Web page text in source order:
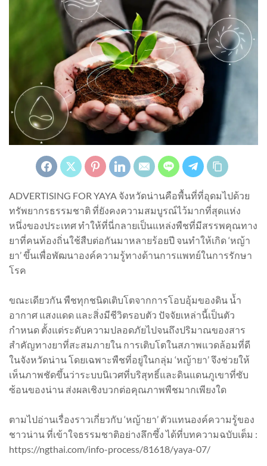
ADVERTISING FOR YAYA จังหวัดน่านคือพื้นที่ที่อุดมไปด้วย
ทรัพยากรธรรมชาติ ที่ยังคงความสมบูรณ์ไว้มากที่สุดแห่ง
หนึ่งของประเทศ ทำให้ที่นี่กลายเป็นแหล่งพืชที่มีสรรพคุณทาง
ยาที่คนท้องถิ่นใช้สืบต่อกันมาหลายร้อยปี จนทำให้เกิด ‘หญ้า
ยา’ ขึ้นเพื่อพัฒนาองค์ความรู้ทางด้านการแพทย์ในการรักษา
โรค
ขณะเดียวกัน พืชทุกชนิดเติบโตจากการโอบอุ้มของดิน น้ำ
อากาศ แสงแดด และสิ่งมีชีวิตรอบตัว ปัจจัยเหล่านี้เป็นตัว
กำหนด ตั้งแต่ระดับความปลอดภัยไปจนถึงปริมาณของสาร
สำคัญทางยาที่สะสมภายใน การเติบโตในสภาพแวดล้อมที่ดี
ในจังหวัดน่าน โดยเฉพาะพืชที่อยู่ในกลุ่ม ‘หญ้ายา’ จึงช่วยให้
เห็นภาพชัดขึ้นว่าระบบนิเวศที่บริสุทธิ์และดินแดนภูเขาที่ซับ
ซ้อนของน่าน ส่งผลเชิงบวกต่อคุณภาพพืชมากเพียงใด
ตามไปอ่านเรื่องราวเกี่ยวกับ ‘หญ้ายา’ ตัวแทนองค์ความรู้ของ
ชาวน่าน ที่เข้าใจธรรมชาติอย่างลึกซึ้ง ได้ที่บทความฉบับเต็ม :
https://ngthai.com/info-process/81618/yaya-07/